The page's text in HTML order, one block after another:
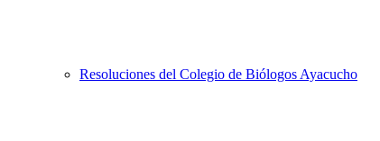
Resoluciones del Colegio de Biólogos Ayacucho